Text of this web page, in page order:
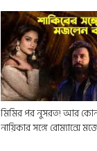
মিমির পর নুসরত! আর
নায়িকার সঙ্গে রোম্যান্সে